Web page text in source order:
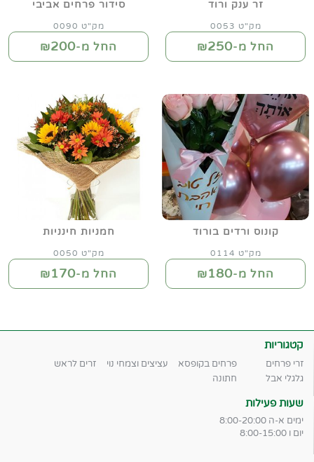
זר ענק ורוד
מק"ט 0053
החל מ-₪250
סידור פרחים אביבי
מק"ט 0090
החל מ-₪200
קונוס ורדים בורוד
מק"ט 0114
החל מ-₪180
חמניות חינניות
מק"ט 0050
החל מ-₪170
קטגוריות
זרי פרחים פרחים בקופסא עציצים וצמחי נוי
זרים לראש
גלגלי אבל
חתונה
שעות פעילות
ימים א-ה 8:00-20:00
יום ו 8:00-15:00